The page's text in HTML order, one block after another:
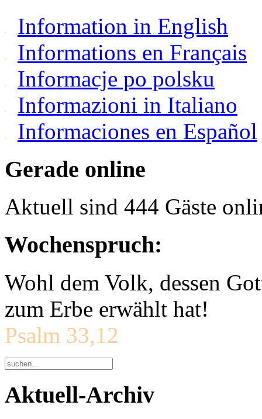
Information in English
Informations en Français
Informacje po polsku
Informazioni in Italiano
Informaciones en Español
Gerade online
Aktuell sind 444 Gäste
Wochenspruch:
Wohl dem Volk, dessen
zum Erbe erwählt hat!
Psalm 33,12
Aktuell-Archiv